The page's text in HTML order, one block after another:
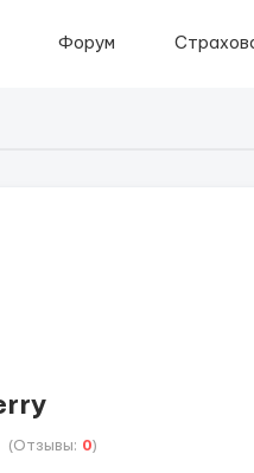
Форум
(Отзывы: 0)